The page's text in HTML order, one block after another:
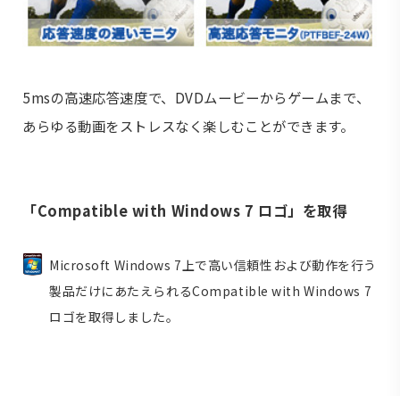
5msの高速応答速度で、DVDムービーからゲームまで、
あらゆる動画をストレスなく楽しむことができます。
「Compatible with Windows 7 ロゴ」を取得
Microsoft Windows 7上で高い信頼性および動作を行う
製品だけにあたえられるCompatible with Windows 7
ロゴを取得しました。